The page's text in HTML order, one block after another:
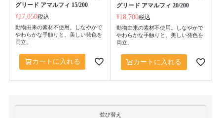
グリード アマルフィ 15/200
¥17,050税込
動物由来の素材不使用。しなやかで
やわらかな手触りと、美しい発色を
両立。
カートに入れる
グリード アマルフィ 20/200
¥18,700税込
動物由来の素材不使用。しなやかで
やわらかな手触りと、美しい発色を
両立。
カートに入れる
並び替え